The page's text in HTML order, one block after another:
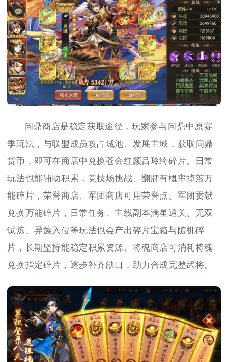
问鼎商店是稳定获取途径，玩家参与问鼎中原赛
季玩法，与联盟成员攻占城池、发展主城，获取问鼎
货币，即可在商店中兑换苍金红颜吕玲绮碎片。日常
玩法也能辅助积累，竞技场挑战、翻牌有概率掉落万
能碎片，荣誉商店、军团商店可用荣誉点、军团贡献
兑换万能碎片，日常任务、主线副本满星通关、无双
试炼、异族入侵等玩法也会产出碎片宝箱与随机碎
片，长期坚持能稳定积累资源。将魂商店可消耗将魂
兑换指定碎片，逐步补齐缺口，助力合成完整武将。